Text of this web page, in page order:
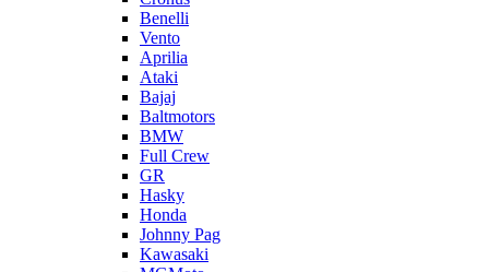
Benelli
Vento
Aprilia
Ataki
Bajaj
Baltmotors
BMW
Full Crew
GR
Hasky
Honda
Johnny Pag
Kawasaki